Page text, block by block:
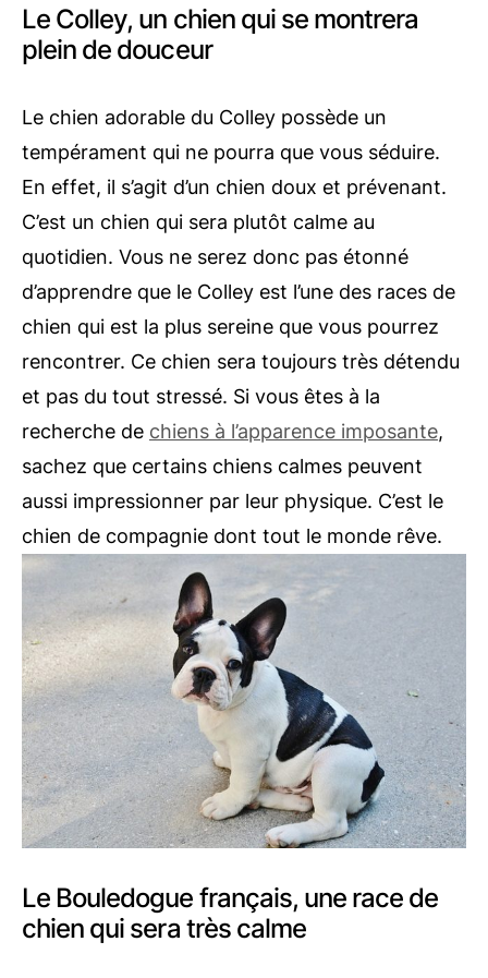
Le Colley, un chien qui se montrera
plein de douceur
Le chien adorable du Colley possède un
tempérament qui ne pourra que vous séduire.
En effet, il s’agit d’un chien doux et prévenant.
C’est un chien qui sera plutôt calme au
quotidien. Vous ne serez donc pas étonné
d’apprendre que le Colley est l’une des races de
chien qui est la plus sereine que vous pourrez
rencontrer. Ce chien sera toujours très détendu
et pas du tout stressé. Si vous êtes à la
recherche de chiens à l’apparence imposante,
sachez que certains chiens calmes peuvent
aussi impressionner par leur physique. C’est le
chien de compagnie dont tout le monde rêve.
Le Bouledogue français, une race de
chien qui sera très calme